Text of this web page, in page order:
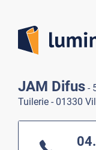
JAM Difus -
Tuilerie - 01330